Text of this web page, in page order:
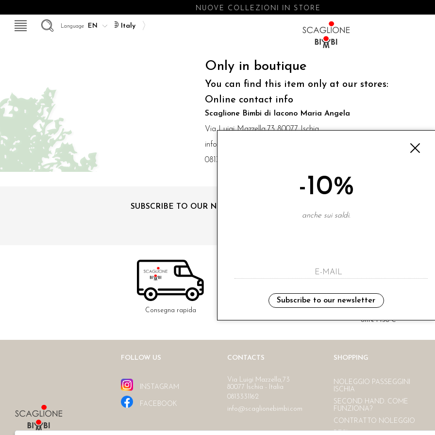
NUOVE COLLEZIONI IN STORE
Italy
Language
Only in boutique
You can find this item only at our stores:
Online contact info
Scaglione Bimbi di Iacono Maria Angela
Via Luigi Mazzella,73 80077 Ischia
info@scaglionebimbi.com
0813331162
SUBSCRIBE TO OUR NEWSLETTER
Consegna rapida
oltre i 150 €
FOLLOW US
INSTAGRAM
FACEBOOK
CONTACTS
Via Luigi Mazzella,73
80077 Ischia - Italia
0813331162
info@scaglionebimbi.com
SHOPPING
NOLEGGIO PASSEGGINI
ISCHIA
SECOND HAND. COME
FUNZIONA?
CONTRATTO NOLEGGIO
-10%
anche sui saldi.
Subscribe to our newsletter